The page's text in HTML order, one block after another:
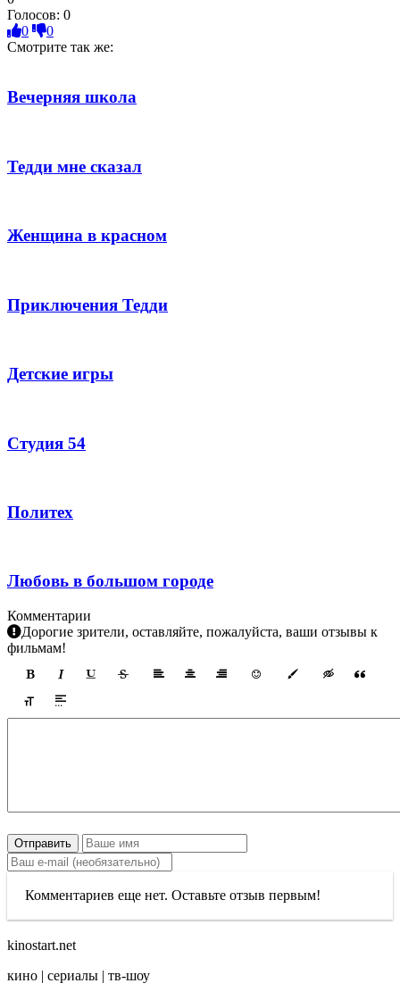
Голосов: 0
0
0
Смотрите так же:
Вечерняя школа
Тедди мне сказал
Женщина в красном
Приключения Тедди
Детские игры
Студия 54
Политех
Любовь в большом городе
Комментарии
Дорогие зрители, оставляйте, пожалуйста, ваши отзывы к
фильмам!
Отправить
Комментариев еще нет. Оставьте отзыв первым!
kinostart.net
кино | сериалы | тв-шоу